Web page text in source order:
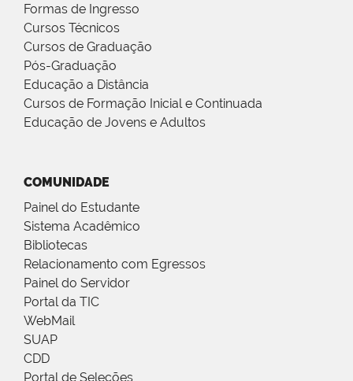
Formas de Ingresso
Cursos Técnicos
Cursos de Graduação
Pós-Graduação
Educação a Distância
Cursos de Formação Inicial e Continuada
Educação de Jovens e Adultos
COMUNIDADE
Painel do Estudante
Sistema Acadêmico
Bibliotecas
Relacionamento com Egressos
Painel do Servidor
Portal da TIC
WebMail
SUAP
CDD
Portal de Seleções